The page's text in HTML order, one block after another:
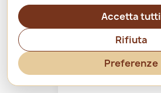
Accetta tutti
Rifiuta
Preferenze